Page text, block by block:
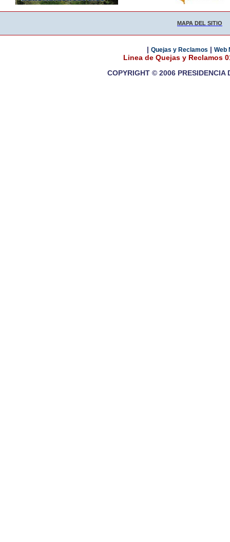
MAPA DEL SITIO
| Quejas y Reclamos | Web
Linea de Quejas y Reclamos
COPYRIGHT © 2006 PRESIDENCIA